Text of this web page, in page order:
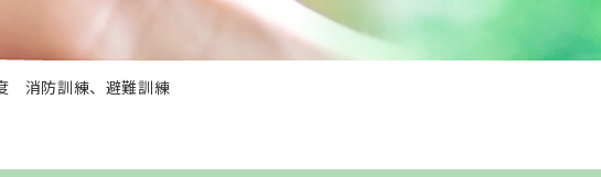
消防訓練、避難訓練